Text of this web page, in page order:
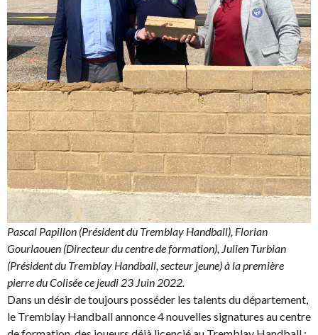
Pascal Papillon (Président du Tremblay Handball), Florian
Gourlaouen (Directeur du centre de formation), Julien Turbian
(Président du Tremblay Handball, secteur jeune) à la première
pierre du Colisée ce jeudi 23 Juin 2022.
Dans un désir de toujours posséder les talents du département,
le Tremblay Handball annonce 4 nouvelles signatures au centre